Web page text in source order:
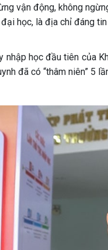
vận động, không
học, là địa chỉ đáng
nhập học đầu tiên của
đã có “thâm niên” 5